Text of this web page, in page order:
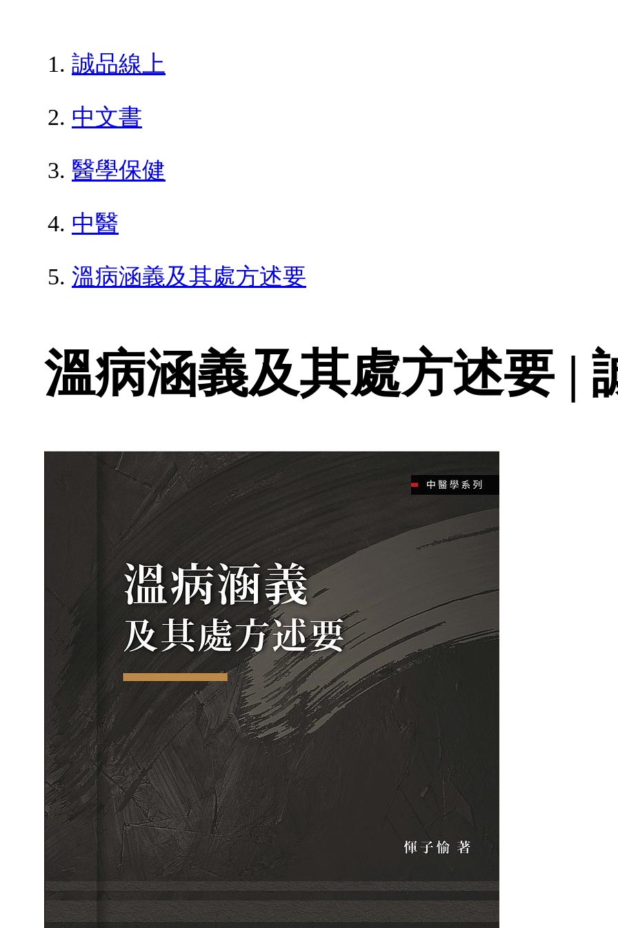
誠品線上
中文書
醫學保健
中醫
溫病涵義及其處方述要
溫病涵義及其處方述要 |